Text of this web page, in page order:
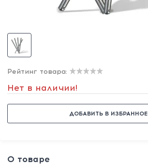
Рейтинг товара:
Нет в наличии!
ДОБАВИТЬ В ИЗБРАННОЕ
О товаре